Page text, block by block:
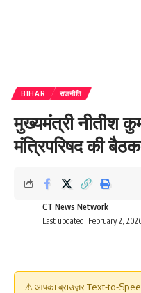
BIHAR राजनीति
मुख्यमंत्री नीतीश
मंत्रिपरिषद की
Last updated: February 2,
CT News Network
⚠️ आपका ब्राउज़र Text-to-